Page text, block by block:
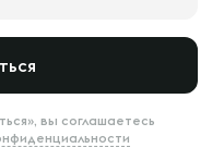
вы соглашаетесь